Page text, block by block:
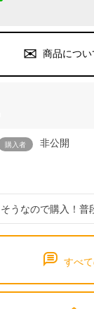
商品につ
購入者
非公開
うなので購入！
すべ